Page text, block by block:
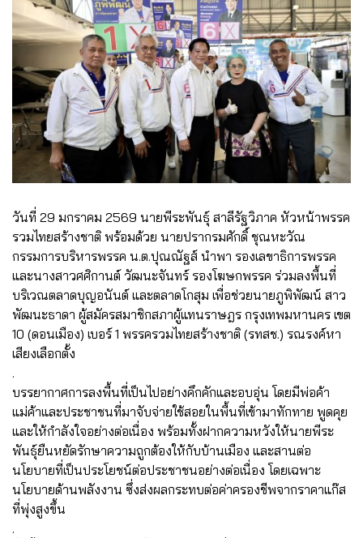
วันที่ 29 มกราคม 2569 นายพีระพันธุ์ สาลีรัฐวิภาค หัวหน้าพรรค
รวมไทยสร้างชาติ พร้อมด้วย นายปรากรมศักดิ์ ชุณหะวัณ
กรรมการบริหารพรรค น.ต.ปุณณัฐส์ นำพา รองเลขาธิการพรรค
และนางสาวศศิกานต์ วัฒนะจันทร์ รองโฆษกพรรค ร่วมลงพื้นที่
บริเวณตลาดบุญอนันต์ และตลาดโกสุม เพื่อช่วยนายภูพิพัฒน์ สาว
พัฒนะธาดา ผู้สมัครสมาชิกสภาผู้แทนราษฎร กรุงเทพมหานคร เขต
10 (ดอนเมือง) เบอร์ 1 พรรครวมไทยสร้างชาติ (รทสช.) รณรงค์หา
เสียงเลือกตั้ง
.
บรรยากาศการลงพื้นที่เป็นไปอย่างคึกคักและอบอุ่น โดยมีพ่อค้า
แม่ค้าและประชาชนที่มาจับจ่ายใช้สอยในพื้นที่เข้ามาทักทาย พูดคุย
และให้กำลังใจอย่างต่อเนื่อง พร้อมทั้งฝากความหวังให้นายพีระ
พันธุ์ยืนหยัดรักษาความถูกต้องให้กับบ้านเมือง และสานต่อ
นโยบายที่เป็นประโยชน์ต่อประชาชนอย่างต่อเนื่อง โดยเฉพาะ
นโยบายด้านพลังงาน ซึ่งส่งผลกระทบต่อค่าครองชีพจากราคาแก๊ส
ที่พุ่งสูงขึ้น
.